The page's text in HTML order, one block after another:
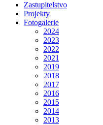
Zastupitelstvo
Projekty
Fotogalerie
2024
2023
2022
2021
2019
2018
2017
2016
2015
2014
2013